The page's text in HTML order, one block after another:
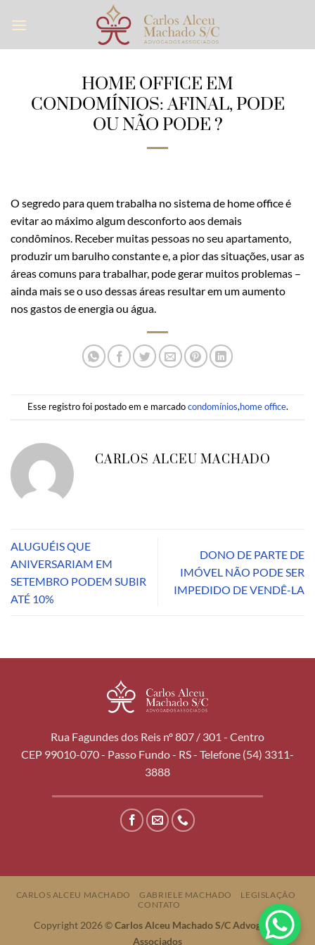
HOME OFFICE EM
CONDOMÍNIOS: AFINAL, PODE
OU NÃO PODE ?
O segredo para quem trabalha no sistema de home office é
evitar ao máximo algum desconforto aos demais
condôminos. Receber muitas pessoas no seu apartamento,
produzir um barulho constante e, a pior das situações, usar as
áreas comuns para trabalhar, pode gerar muitos problemas –
ainda mais se o uso dessas áreas resultar em um aumento
nos gastos de energia ou água.
Esse registro foi postado em e marcadocondomínios,home office.
CARLOS ALCEU MACHADO
ALUGUÉIS QUE
ANIVERSARIAM EM
SETEMBRO PODEM SUBIR
ATÉ 10%
DONO DE PARTE DE
IMÓVEL NÃO PODE SER
IMPEDIDO DE VENDÊ-LA
Rua Fagundes dos Reis nº 807 / 301 - Centro
CEP 99010-070 - Passo Fundo - RS - Telefone (54) 3311-
3888
CARLOS ALCEU MACHADO GABRIELE MACHADO
LEGISLAÇÃO
CONTATO
Copyright 2026 ©Carlos Alceu Machado S/C Advogados
Associados